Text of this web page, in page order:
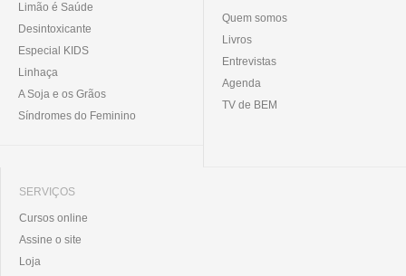
Limão é Saúde
Desintoxicante
Especial KIDS
Linhaça
A Soja e os Grãos
Síndromes do Feminino
Quem somos
Livros
Entrevistas
Agenda
TV de BEM
SERVIÇOS
Cursos online
Assine o site
Loja